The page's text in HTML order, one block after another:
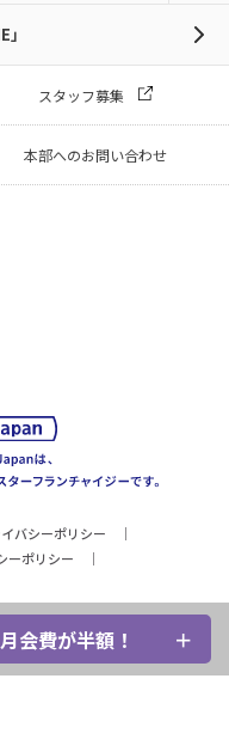
会費が半額！
スタッフ募集
本部へのお問い合わせ
バシーポリシー
ーポリシー
All Rights Reserved.